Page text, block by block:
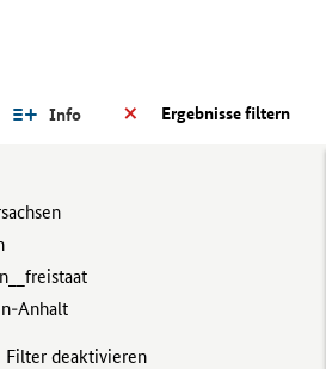
Ergebnisse filtern
Info
Anhalt
deaktivieren